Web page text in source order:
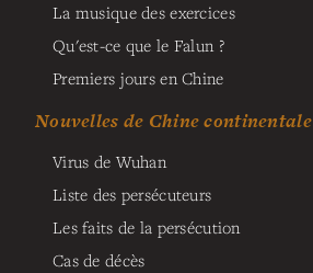
La musique des exercices
Qu'est-ce que le Falun ?
Premiers jours en Chine
Nouvelles de Chine continentale
Virus de Wuhan
Liste des persécuteurs
Les faits de la persécution
Cas de décès